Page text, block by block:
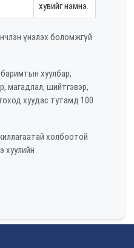
хувийг нэмнэ.
үнэлэх боломжгүй
хуулбар,
магадлал, шийтгэвэр,
хуудас тутамд 100
холбоотой
хуулийн